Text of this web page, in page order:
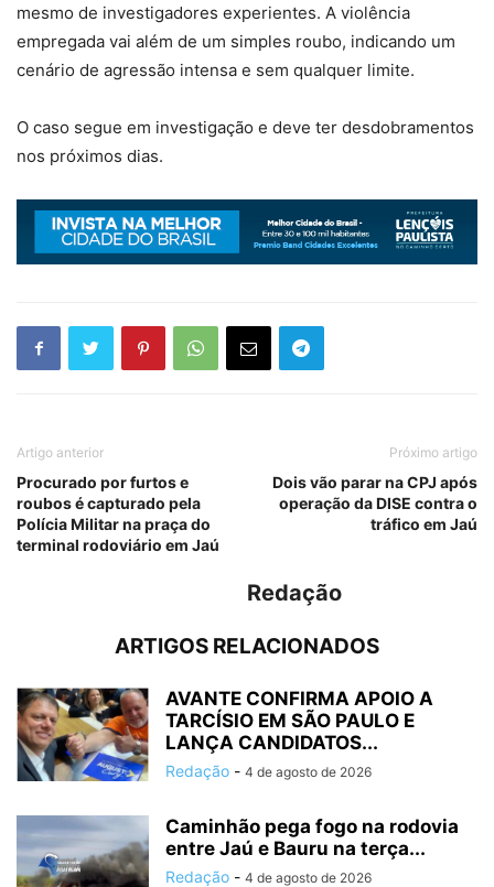
mesmo de investigadores experientes. A violência
empregada vai além de um simples roubo, indicando um
cenário de agressão intensa e sem qualquer limite.
O caso segue em investigação e deve ter desdobramentos
nos próximos dias.
Artigo anterior
Procurado por furtos e
roubos é capturado pela
Polícia Militar na praça do
terminal rodoviário em Jaú
Próximo artigo
Dois vão parar na CPJ após
operação da DISE contra o
tráfico em Jaú
Redação
ARTIGOS RELACIONADOS
AVANTE CONFIRMA APOIO A
TARCÍSIO EM SÃO PAULO E
LANÇA CANDIDATOS...
Redação - 4 de agosto de 2026
Caminhão pega fogo na rodovia
entre Jaú e Bauru na terça...
Redação - 4 de agosto de 2026